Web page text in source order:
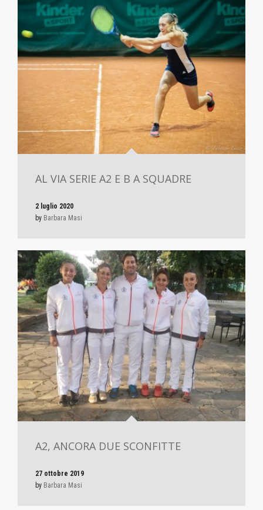
AL VIA SERIE A2 E B A SQUADRE
2 luglio 2020
by Barbara Masi
A2, ANCORA DUE SCONFITTE
27 ottobre 2019
by Barbara Masi